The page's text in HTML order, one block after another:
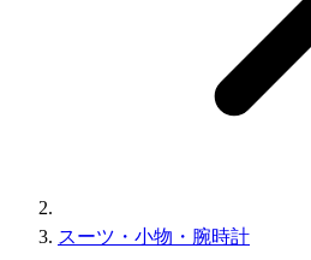
スーツ・小物・腕時計